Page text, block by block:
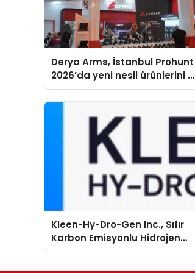
Derya Arms, İstanbul Prohunt
2026’da yeni nesil ürünlerini ve
global marka vizyonunu
sergiledi
Kleen-Hy-Dro-Gen Inc., Sıfır
Karbon Emisyonlu Hidrojen
Isıtma Teknolojisinde ISO ve